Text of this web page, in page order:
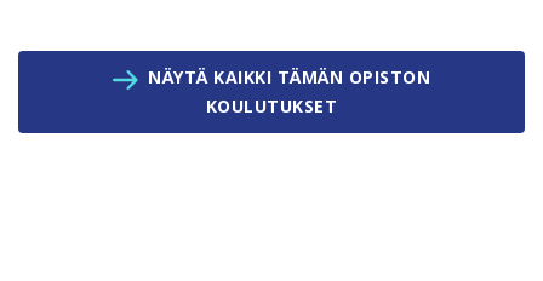
NÄYTÄ KAIKKI TÄMÄN OPISTON
KOULUTUKSET